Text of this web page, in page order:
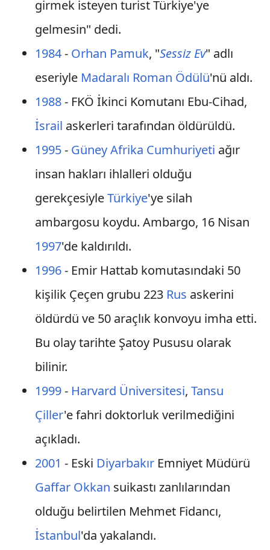
girmek isteyen turist Türkiye'ye
gelmesin" dedi.
1984- Orhan Pamuk, "Sessiz Ev" adlı
eseriyle Madaralı Roman Ödülü'nü aldı.
1988- FKÖ İkinci Komutanı Ebu-Cihad,
İsrail askerleri tarafından öldürüldü.
1995- Güney Afrika Cumhuriyeti ağır
insan hakları ihlalleri olduğu
gerekçesiyleTürkiye'ye silah
ambargosu koydu. Ambargo, 16 Nisan
1997'de kaldırıldı.
1996- Emir Hattab komutasındaki 50
kişilik Çeçen grubu 223 Rus askerini
öldürdü ve 50 araçlık konvoyu imha etti.
Bu olay tarihte Şatoy Pususu olarak
bilinir.
1999- Harvard Üniversitesi, Tansu
Çiller'e fahri doktorluk verilmediğini
açıkladı.
2001 - Eski DiyarbakırEmniyet Müdürü
Gaffar Okkan suikastı zanlılarından
olduğu belirtilen Mehmet Fidancı,
İstanbul'da yakalandı.